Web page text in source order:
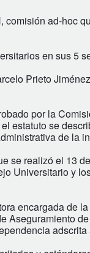
comisión ad-hoc
en sus 5
Prieto
por la
estatuto se
de la
se realizó el 13
Universitario y
encargada de
Aseguramiento
adscrita